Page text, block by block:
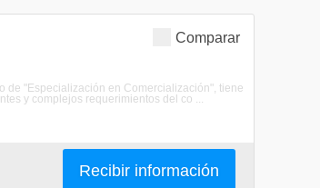
Comparar
de "Especialización en Comercialización", tiene
y complejos requerimientos del co ...
Recibir información